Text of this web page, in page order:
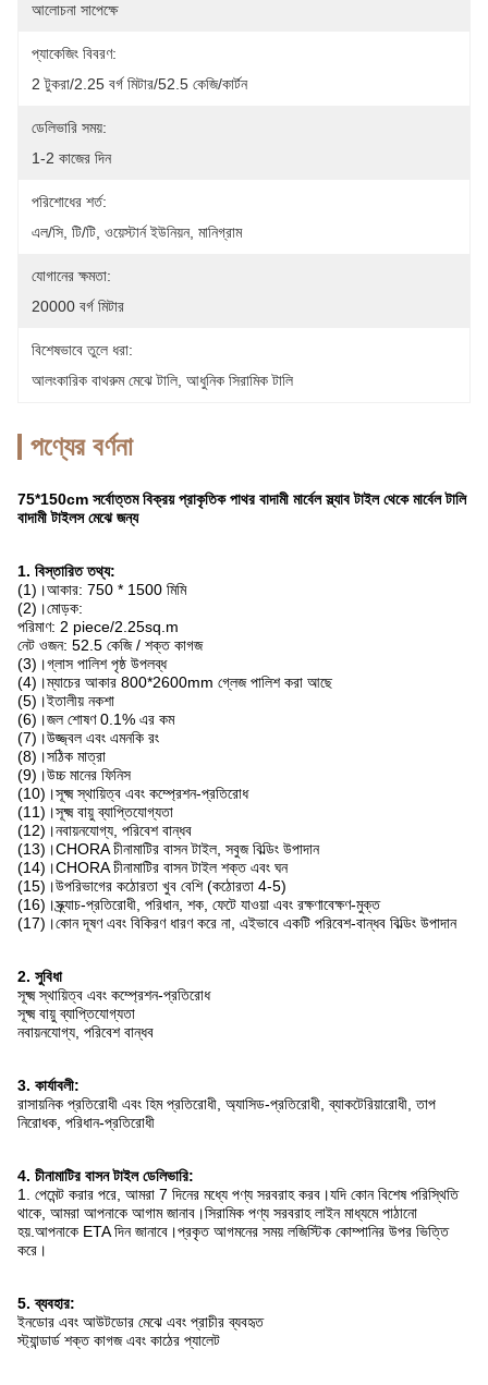
আলোচনা সাপেক্ষে
প্যাকেজিং বিবরণ:
2 টুকরা/2.25 বর্গ মিটার/52.5 কেজি/কার্টন
ডেলিভারি সময়:
1-2 কাজের দিন
পরিশোধের শর্ত:
এল/সি, টি/টি, ওয়েস্টার্ন ইউনিয়ন, মানিগ্রাম
যোগানের ক্ষমতা:
20000 বর্গ মিটার
বিশেষভাবে তুলে ধরা:
আলংকারিক বাথরুম মেঝে টালি আধুনিক সিরামিক টালি
পণ্যের বর্ণনা
75*150cm সর্বোত্তম বিক্রয় প্রাকৃতিক পাথর বাদামী মার্বেল স্ল্যাব টাইল থেকে মার্বেল টালি
বাদামী টাইলস মেঝে জন্য
1. বিস্তারিত তথ্য:
(1)।আকার: 750 * 1500 মিমি
(2)।মোড়ক:
পরিমাণ: 2 piece/2.25sq.m
নেট ওজন: 52.5 কেজি / শক্ত কাগজ
(3)।গ্লাস পালিশ পৃষ্ঠ উপলব্ধ
(4)।ম্যাচের আকার 800*2600mm গ্লেজ পালিশ করা আছে
(5)।ইতালীয় নকশা
(6)।জল শোষণ 0.1% এর কম
(7)।উজ্জ্বল এবং এমনকি রং
(8)।সঠিক মাত্রা
(9)।উচ্চ মানের ফিনিস
(10)।সূক্ষ্ম স্থায়িত্ব এবং কম্প্রেশন-প্রতিরোধ
(11)।সূক্ষ্ম বায়ু ব্যাপ্তিযোগ্যতা
(12)।নবায়নযোগ্য, পরিবেশ বান্ধব
(13)।CHORA চীনামাটির বাসন টাইল, সবুজ বিল্ডিং উপাদান
(14)।CHORA চীনামাটির বাসন টাইল শক্ত এবং ঘন
(15)।উপরিভাগের কঠোরতা খুব বেশি (কঠোরতা 4-5)
(16)।স্ক্র্যাচ-প্রতিরোধী, পরিধান, শক, ফেটে যাওয়া এবং রক্ষণাবেক্ষণ-মুক্ত
(17)।কোন দূষণ এবং বিকিরণ ধারণ করে না, এইভাবে একটি পরিবেশ-বান্ধব বিল্ডিং উপাদান
2. সুবিধা
সূক্ষ্ম স্থায়িত্ব এবং কম্প্রেশন-প্রতিরোধ
সূক্ষ্ম বায়ু ব্যাপ্তিযোগ্যতা
নবায়নযোগ্য, পরিবেশ বান্ধব
3. কার্যাবলী:
রাসায়নিক প্রতিরোধী এবং হিম প্রতিরোধী, অ্যাসিড-প্রতিরোধী, ব্যাকটেরিয়ারোধী, তাপ
নিরোধক, পরিধান-প্রতিরোধী
4. চীনামাটির বাসন টাইল ডেলিভারি:
1. পেমেন্ট করার পরে, আমরা 7 দিনের মধ্যে পণ্য সরবরাহ করব।যদি কোন বিশেষ পরিস্থিতি
থাকে, আমরা আপনাকে আগাম জানাব।সিরামিক পণ্য সরবরাহ লাইন মাধ্যমে পাঠানো
হয়.আপনাকে ETA দিন জানাবে।প্রকৃত আগমনের সময় লজিস্টিক কোম্পানির উপর ভিত্তি
করে।
5. ব্যবহার:
ইনডোর এবং আউটডোর মেঝে এবং প্রাচীর ব্যবহৃত
স্ট্যান্ডার্ড শক্ত কাগজ এবং কাঠের প্যালেট